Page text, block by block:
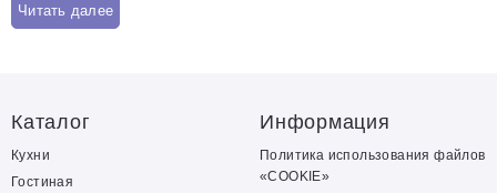
Читать далее
Каталог
Кухни
Гостиная
Информация
Политика использования файлов
«COOKIE»